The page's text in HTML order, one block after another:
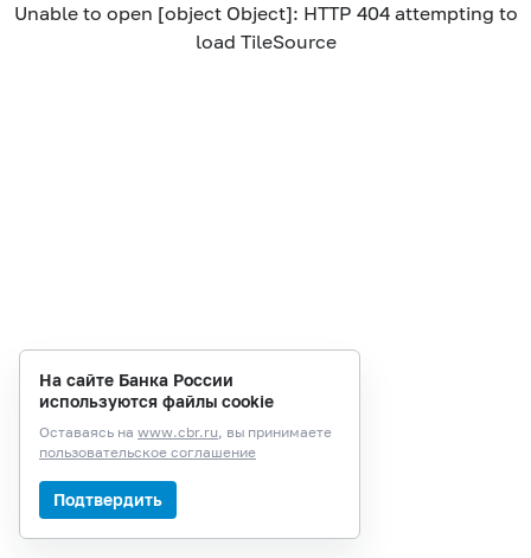
Unable to open [object Object]: HTTP 404 attempting to
load TileSource
На сайте Банка России
используются файлы cookie
Оставаясь на www.cbr.ru, вы принимаете
пользовательское соглашение
Подтвердить